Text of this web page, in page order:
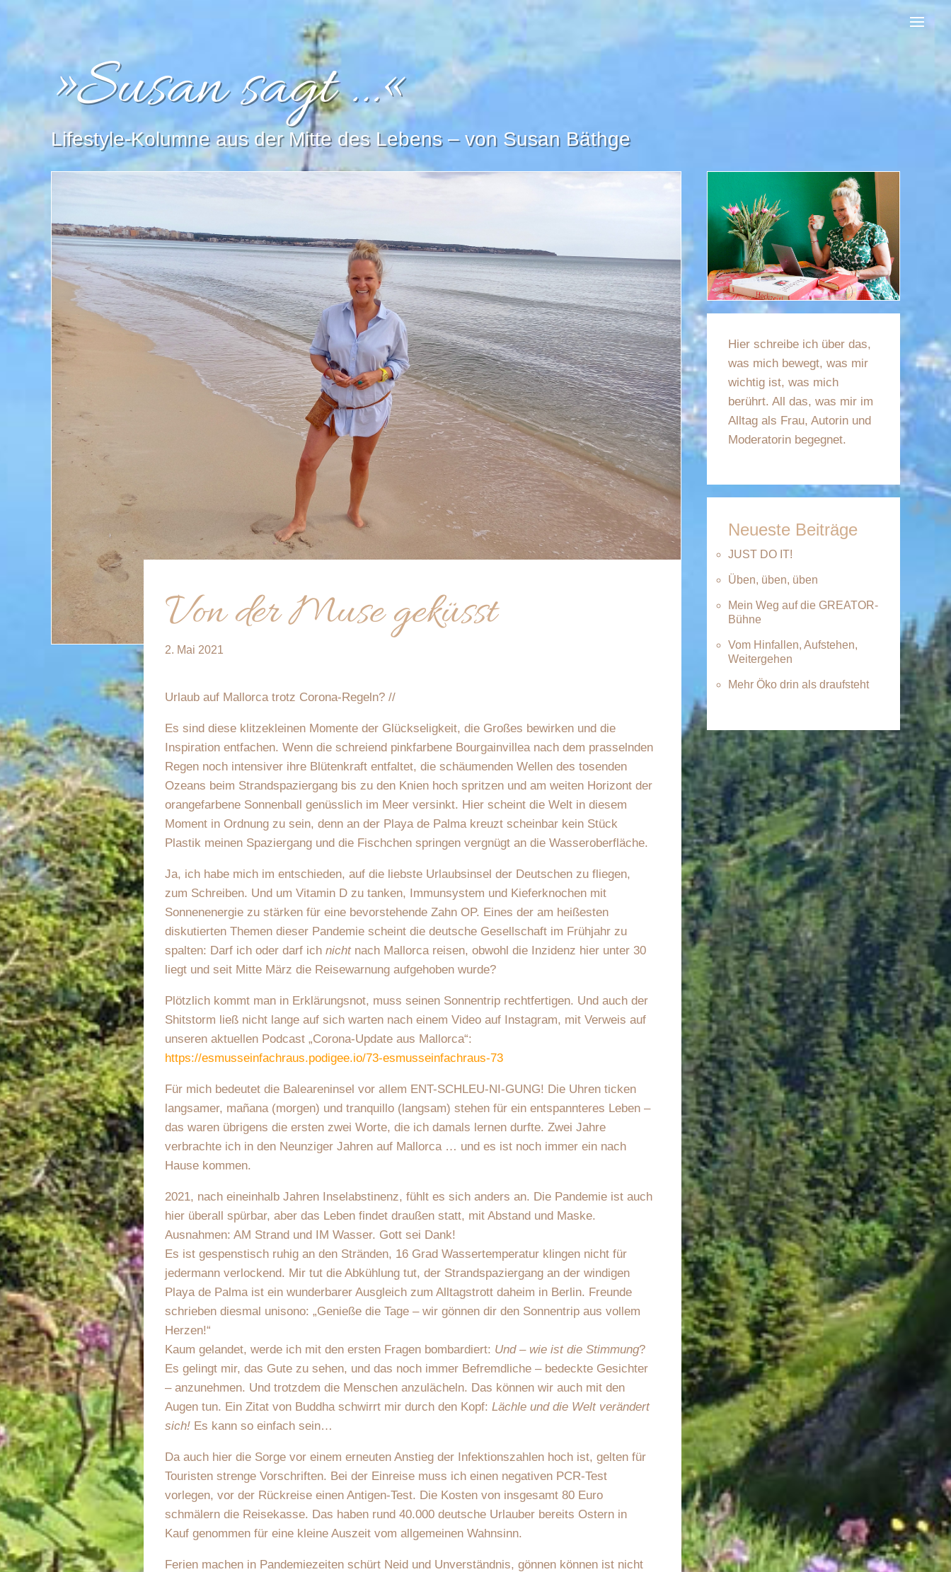
»Susan sagt …«
Lifestyle-Kolumne aus der Mitte des Lebens – von Susan Bäthge
Von der Muse geküsst
2. Mai 2021
Urlaub auf Mallorca trotz Corona-Regeln? //
Es sind diese klitzekleinen Momente der Glückseligkeit, die Großes bewirken und die
Inspiration entfachen. Wenn die schreiend pinkfarbene Bourgainvillea nach dem prasselnden
Regen noch intensiver ihre Blütenkraft entfaltet, die schäumenden Wellen des tosenden
Ozeans beim Strandspaziergang bis zu den Knien hoch spritzen und am weiten Horizont der
orangefarbene Sonnenball genüsslich im Meer versinkt. Hier scheint die Welt in diesem
Moment in Ordnung zu sein, denn an der Playa de Palma kreuzt scheinbar kein Stück
Plastik meinen Spaziergang und die Fischchen springen vergnügt an die Wasseroberfläche.
Ja, ich habe mich im entschieden, auf die liebste Urlaubsinsel der Deutschen zu fliegen,
zum Schreiben. Und um Vitamin D zu tanken, Immunsystem und Kieferknochen mit
Sonnenenergie zu stärken für eine bevorstehende Zahn OP. Eines der am heißesten
diskutierten Themen dieser Pandemie scheint die deutsche Gesellschaft im Frühjahr zu
spalten: Darf ich oder darf ich nichtnach Mallorca reisen, obwohl die Inzidenz hier unter 30
liegt und seit Mitte März die Reisewarnung aufgehoben wurde?
Plötzlich kommt man in Erklärungsnot, muss seinen Sonnentrip rechtfertigen. Und auch der
Shitstorm ließ nicht lange auf sich warten nach einem Video auf Instagram, mit Verweis auf
unseren aktuellen Podcast „Corona-Update aus Mallorca“:
https://esmusseinfachraus.podigee.io/73-esmusseinfachraus-73
Für mich bedeutet die Baleareninsel vor allem ENT-SCHLEU-NI-GUNG! Die Uhren ticken
langsamer, mañana (morgen) und tranquillo (langsam) stehen für ein entspannteres Leben –
das waren übrigens die ersten zwei Worte, die ich damals lernen durfte. Zwei Jahre
verbrachte ich in den Neunziger Jahren auf Mallorca … und es ist noch immer ein nach
Hause kommen.
2021, nach eineinhalb Jahren Inselabstinenz, fühlt es sich anders an. Die Pandemie ist auch
hier überall spürbar, aber das Leben findet draußen statt, mit Abstand und Maske.
Ausnahmen: AM Strand und IM Wasser. Gott sei Dank!
Es ist gespenstisch ruhig an den Stränden, 16 Grad Wassertemperatur klingen nicht für
jedermann verlockend. Mir tut die Abkühlung tut, der Strandspaziergang an der windigen
Playa de Palma ist ein wunderbarer Ausgleich zum Alltagstrott daheim in Berlin. Freunde
schrieben diesmal unisono: „Genieße die Tage – wir gönnen dir den Sonnentrip aus vollem
Herzen!“
Kaum gelandet, werde ich mit den ersten Fragen bombardiert: Und – wie ist die Stimmung?
Es gelingt mir, das Gute zu sehen, und das noch immer Befremdliche – bedeckte Gesichter
– anzunehmen. Und trotzdem die Menschen anzulächeln. Das können wir auch mit den
Augen tun. Ein Zitat von Buddha schwirrt mir durch den Kopf: Lächle und die Welt verändert
sich! Es kann so einfach sein…
Da auch hier die Sorge vor einem erneuten Anstieg der Infektionszahlen hoch ist, gelten für
Touristen strenge Vorschriften. Bei der Einreise muss ich einen negativen PCR-Test
vorlegen, vor der Rückreise einen Antigen-Test. Die Kosten von insgesamt 80 Euro
schmälern die Reisekasse. Das haben rund 40.000 deutsche Urlauber bereits Ostern in
Kauf genommen für eine kleine Auszeit vom allgemeinen Wahnsinn.
Ferien machen in Pandemiezeiten schürt Neid und Unverständnis, gönnen können ist nicht
Hier schreibe ich über das,
was mich bewegt, was mir
wichtig ist, was mich
berührt. All das, was mir im
Alltag als Frau, Autorin und
Moderatorin begegnet.
Neueste Beiträge
JUST DO IT!
Üben, üben, üben
Mein Weg auf die GREATOR-
Bühne
Vom Hinfallen, Aufstehen,
Weitergehen
Mehr Öko drin als draufsteht